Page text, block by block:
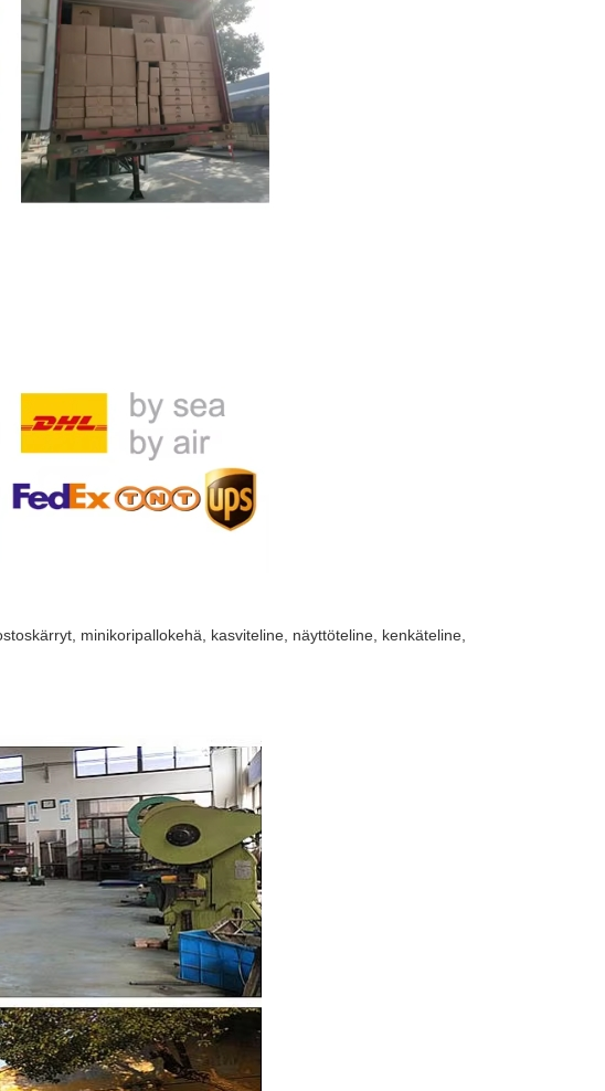
minikoripallokehä, kasviteline, näyttöteline, kenkäteline,